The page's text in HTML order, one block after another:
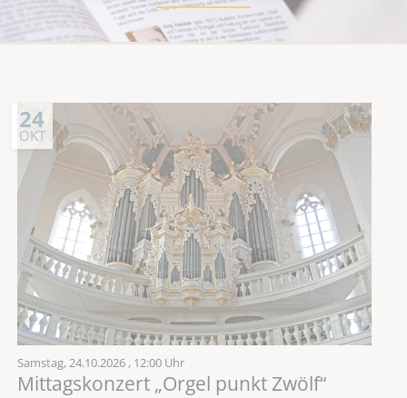
24
OKT
Samstag,24.10.2026 , 12:00 Uhr
Mittagskonzert „Orgel punkt Zwölf“